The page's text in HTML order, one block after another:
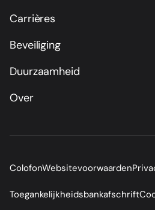
Carrières
Beveiliging
Duurzaamheid
Over
ColofonWebsitevoorwaarden
Toegankelijkheidsbankafschrift